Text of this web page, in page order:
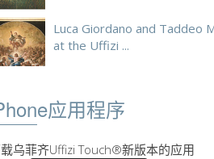
Luca Giordano and Taddeo
at the Uffizi ...
应用程序
乌菲齐Uffizi Touch®新版本的应用